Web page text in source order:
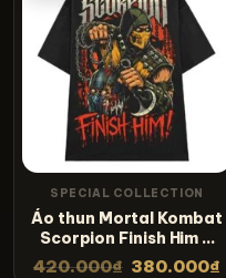
SPECIAL COLLECTION
Áo thun Mortal Kombat
Scorpion Finish Him –
SPB13
420.000₫ 380.000₫